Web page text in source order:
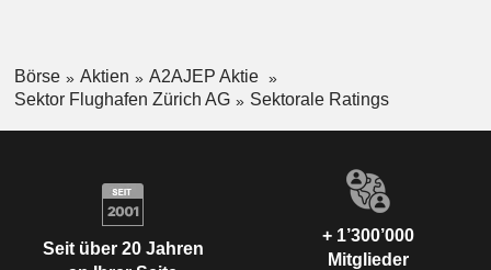
Börse Aktien
A2AJEP Aktie
Sektor Flughafen Zürich AG
Sektorale Ratings
Seit über 20 Jahren
+ 1’300’000
Mitglieder